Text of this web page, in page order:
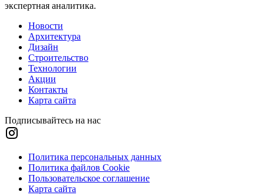
экспертная аналитика.
Новости
Архитектура
Дизайн
Строительство
Технологии
Акции
Контакты
Карта сайта
Подписывайтесь на нас
Политика персональных данных
Политика файлов Cookie
Пользовательское соглашение
Карта сайта